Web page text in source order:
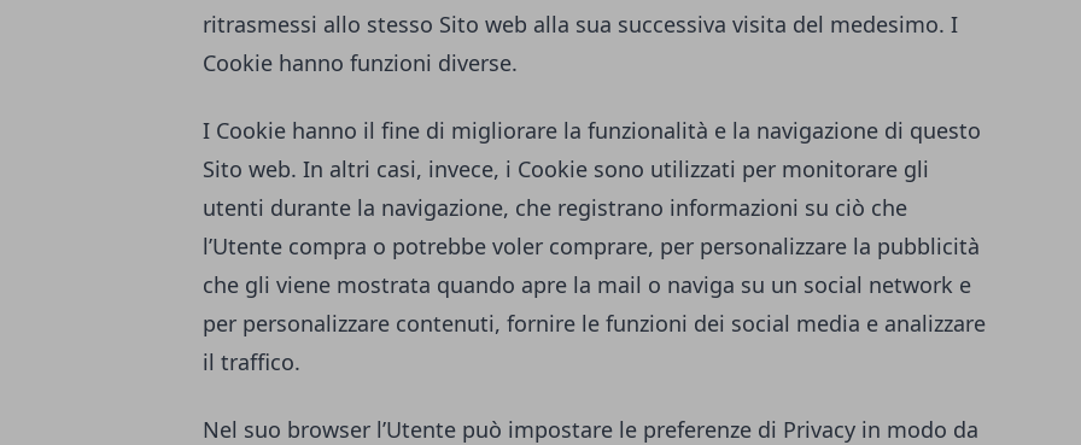
ritrasmessi allo stesso Sito web alla sua successiva visita del medesimo. I
Cookie hanno funzioni diverse.
I Cookie hanno il fine di migliorare la funzionalità e la navigazione di questo
Sito web. In altri casi, invece, i Cookie sono utilizzati per monitorare gli
utenti durante la navigazione, che registrano informazioni su ciò che
l’Utente compra o potrebbe voler comprare, per personalizzare la pubblicità
che gli viene mostrata quando apre la mail o naviga su un social network e
per personalizzare contenuti, fornire le funzioni dei social media e analizzare
il traffico.
Nel suo browser l’Utente può impostare le preferenze di Privacy in modo da